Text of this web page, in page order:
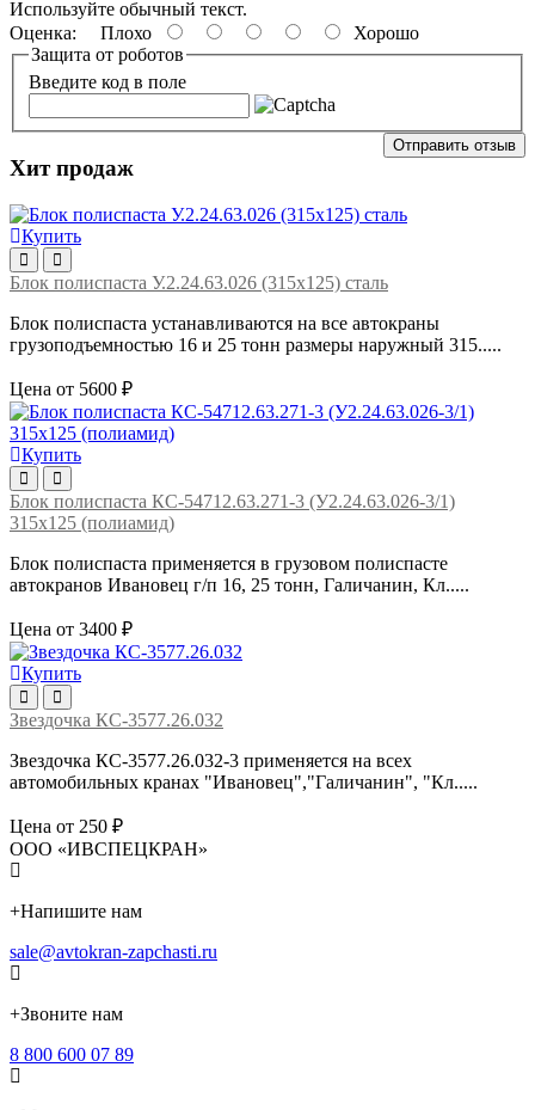
Используйте обычный текст.
Оценка: Плохо
Хорошо
Защита от роботов
Введите код в поле
Отправить отзыв
Хит продаж
Купить
Блок полиспаста У.2.24.63.026 (315х125) сталь
Блок полиспаста устанавливаются на все автокраны
грузоподъемностью 16 и 25 тонн размеры наружный 315.....
Цена от 5600 ₽
Купить
Блок полиспаста КС-54712.63.271-3 (У2.24.63.026-3/1)
315х125 (полиамид)
Блок полиспаста применяется в грузовом полиспасте
автокранов Ивановец г/п 16, 25 тонн, Галичанин, Кл.....
Цена от 3400 ₽
Купить
Звездочка КС-3577.26.032
Звездочка КС-3577.26.032-3 применяется на всех
автомобильных кранах "Ивановец","Галичанин", "Кл.....
Цена от 250 ₽
ООО «ИВСПЕЦКРАН»
+Напишите нам
sale@avtokran-zapchasti.ru
+Звоните нам
8 800 600 07 89